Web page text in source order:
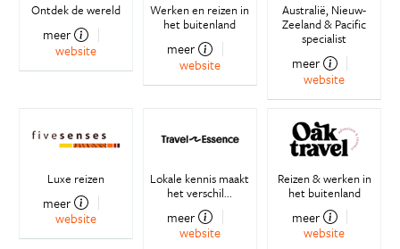
Ontdek de wereld
meer
website
Werken en reizen in
het buitenland
meer
website
Australië, Nieuw-
Zeeland & Pacific
specialist
meer
website
Luxe reizen
meer
website
Lokale kennis maakt
het verschil...
meer
website
Reizen & werken in
het buitenland
meer
website